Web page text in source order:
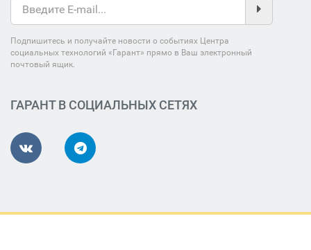
Подпишитесь и получайте новости о событиях Центра
социальных технологий «Гарант» прямо в Ваш электронный
почтовый ящик.
ГАРАНТ В СОЦИАЛЬНЫХ СЕТЯХ